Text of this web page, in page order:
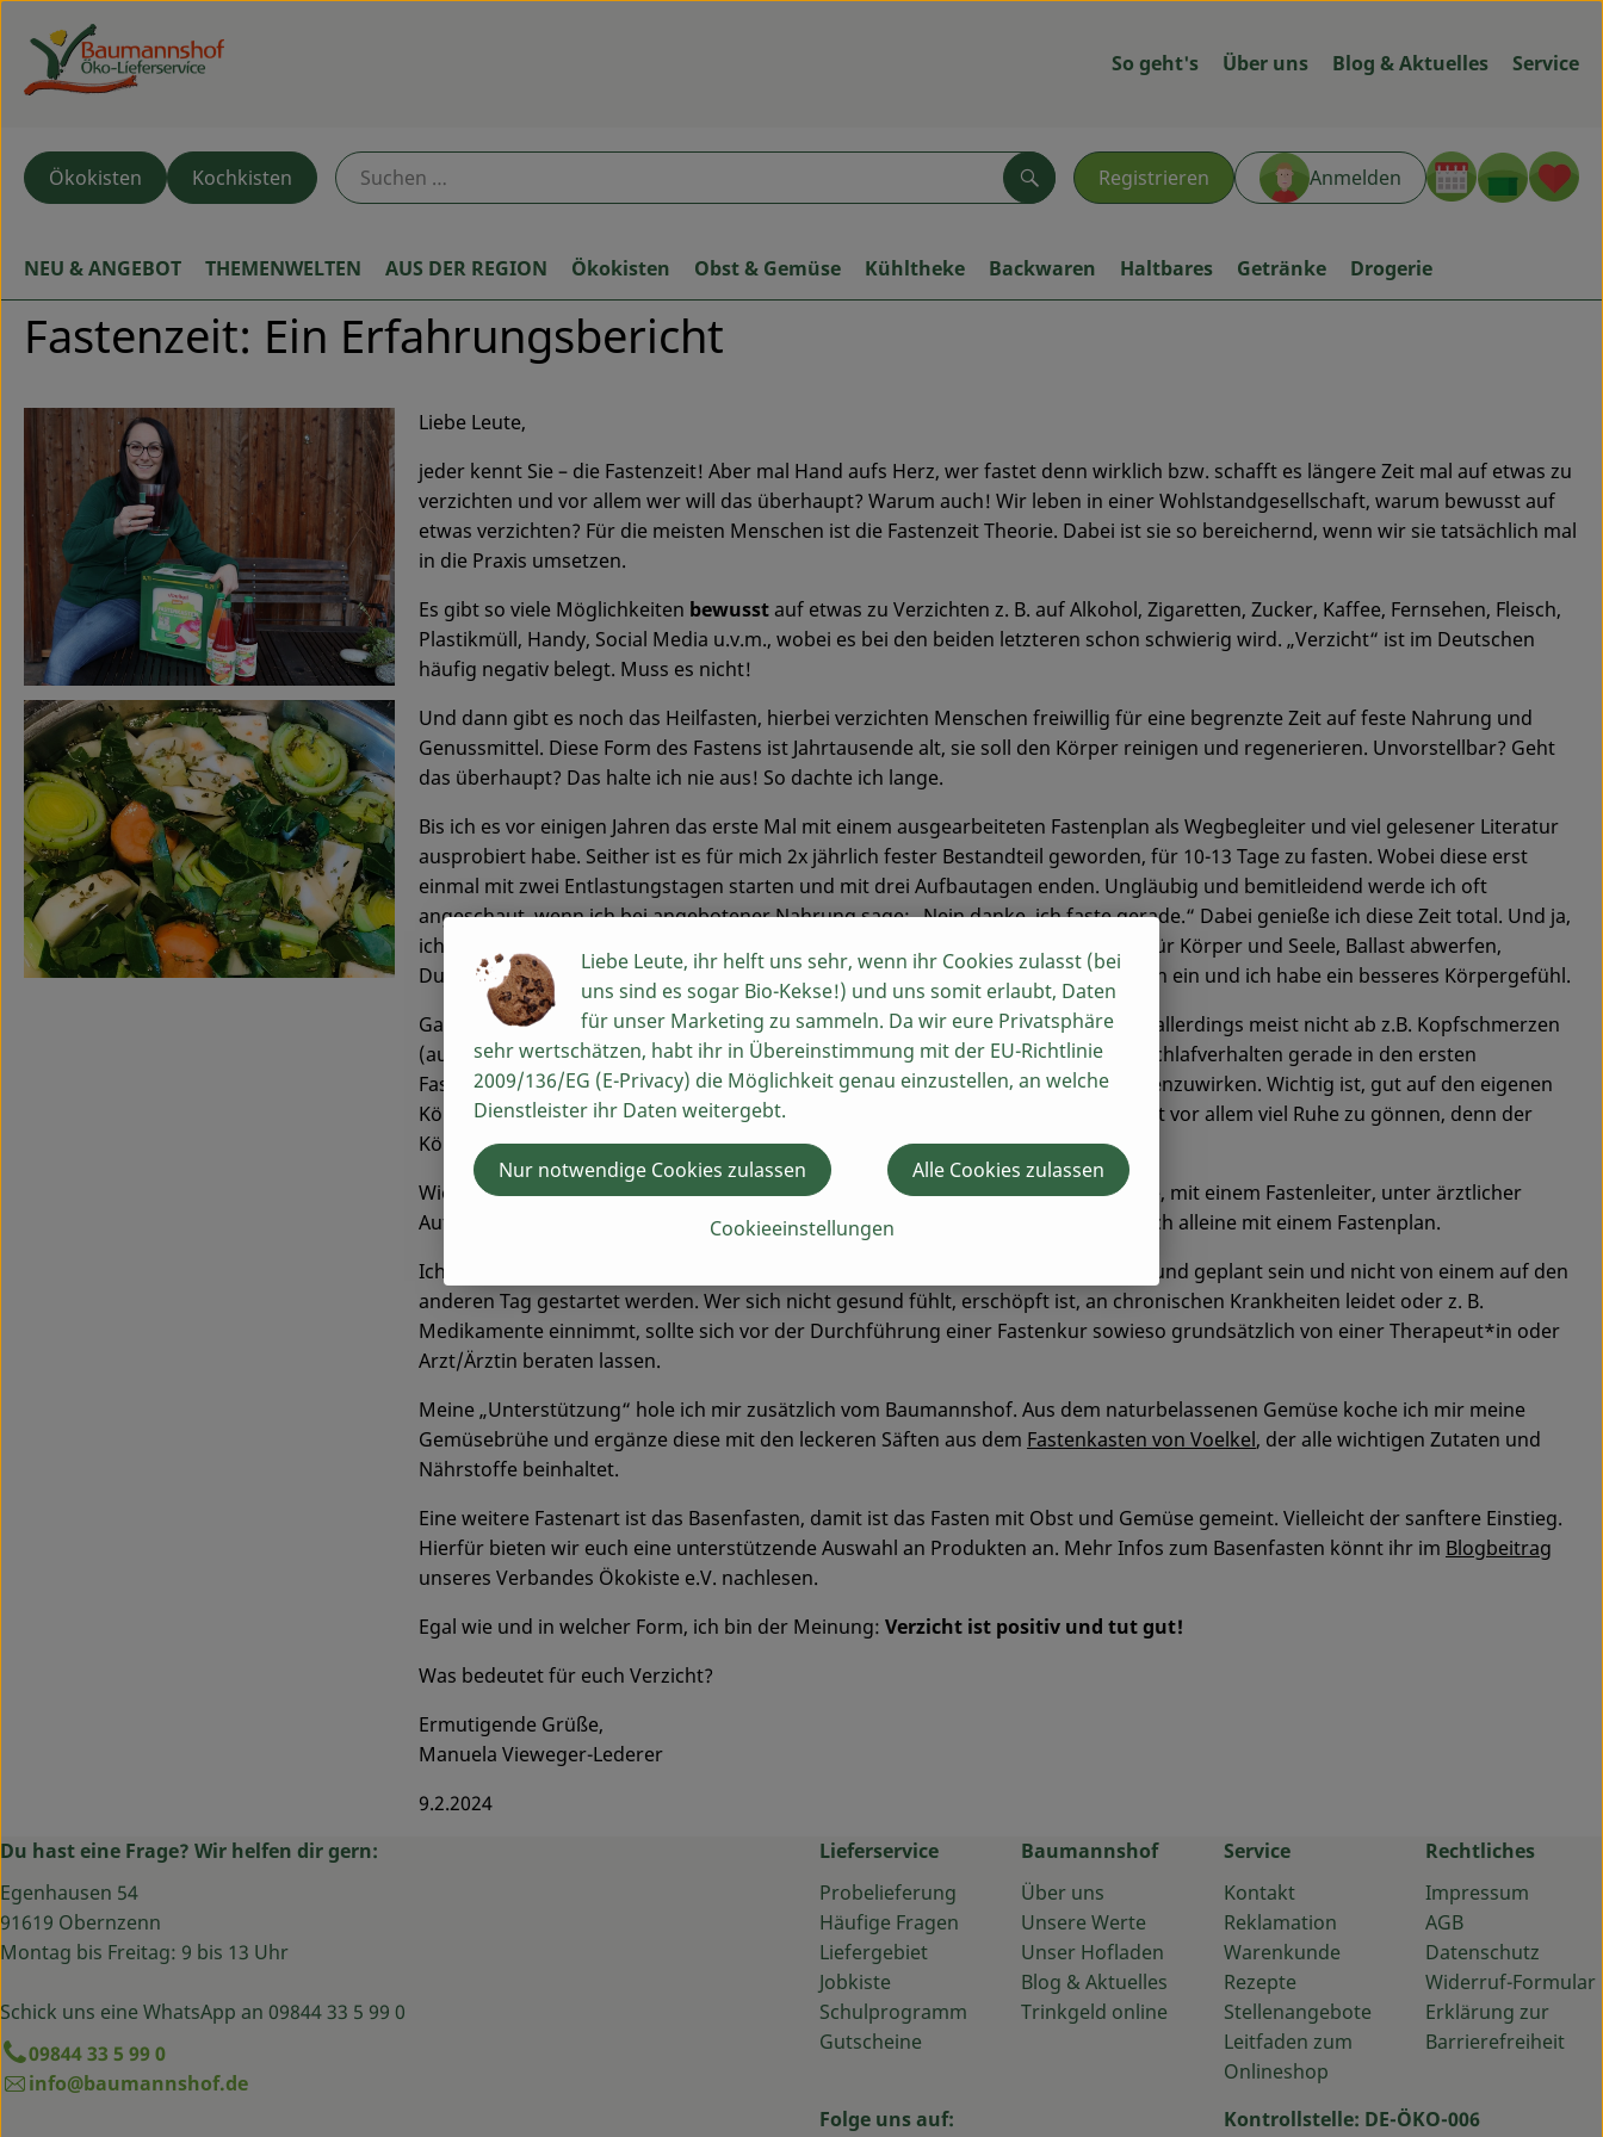
So geht's Über uns Blog & Aktuelles Service
Registrieren Anmelden
Suchen
Ökokisten Kochkisten
NEU & ANGEBOT THEMENWELTEN AUS DER REGION Ökokisten Obst & Gemüse Kühltheke Backwaren Haltbares Getränke Drogerie
Fastenzeit: Ein Erfahrungsbericht
Liebe Leute,
jeder kennt Sie – die Fastenzeit! Aber mal Hand aufs Herz, wer fastet denn wirklich bzw. schafft es längere Zeit mal auf etwas zu
verzichten und vor allem wer will das überhaupt? Warum auch! Wir leben in einer Wohlstandgesellschaft, warum bewusst auf
etwas verzichten? Für die meisten Menschen ist die Fastenzeit Theorie. Dabei ist sie so bereichernd, wenn wir sie tatsächlich mal
in die Praxis umsetzen.
Es gibt so viele Möglichkeiten bewusstauf etwas zu Verzichten z. B. auf Alkohol, Zigaretten, Zucker, Kaffee, Fernsehen, Fleisch,
Plastikmüll, Handy, Social Media u.v.m., wobei es bei den beiden letzteren schon schwierig wird. „Verzicht“ ist im Deutschen
häufig negativ belegt. Muss es nicht!
Und dann gibt es noch das Heilfasten, hierbei verzichten Menschen freiwillig für eine begrenzte Zeit auf feste Nahrung und
Genussmittel. Diese Form des Fastens ist Jahrtausende alt, sie soll den Körper reinigen und regenerieren. Unvorstellbar? Geht
das überhaupt? Das halte ich nie aus! So dachte ich lange.
Bis ich es vor einigen Jahren das erste Mal mit einem ausgearbeiteten Fastenplan als Wegbegleiter und viel gelesener Literatur
ausprobiert habe. Seither ist es für mich 2x jährlich fester Bestandteil geworden, für 10-13 Tage zu fasten. Wobei diese erst
einmal mit zwei Entlastungstagen starten und mit drei Aufbautagen enden. Ungläubig und bemitleidend werde ich oft
angeschaut, wenn ich bei angebotener Nahrung sage: „Nein danke, ich faste gerade.“ Dabei genieße ich diese Zeit total. Und ja,
ich mache es freiwillig und mir geht es gut dabei. Es ist wie ein Reset, eine Pause für Körper und Seele, Ballast abwerfen,
Durchatmen, ein neues Gefühl von Leistungsfähigkeit und Wohlbefinden stellt sich ein und ich habe ein besseres Körpergefühl.
Ganz ohne Nebenwirkungen (sogenannten Fastenkrisen) läuft so eine Fastenkur allerdings meist nicht ab z.B. Kopfschmerzen
(aufgrund Kaffeeentzug), leichte Kreislaufbeschwerden und Veränderungen im Schlafverhalten gerade in den ersten
Fastentagen, gehören dazu. Aber auch hierfür gibt es gute Möglichkeiten entgegenzuwirken. Wichtig ist, gut auf den eigenen
Körper zu hören und sich im Zweifel ärztlichen Rat zu holen. Und sich in dieser Zeit vor allem viel Ruhe zu gönnen, denn der
Körper leistet Großes und will unterstützt werden.
Wie fastet man am Besten? Es gibt verschiedene Möglichkeiten z. B. in der Gruppe, mit einem Fastenleiter, unter ärztlicher
Aufsicht, in einer Klinik, im Urlaub (spezielle Fastenhotels mit Begleitung) oder auch alleine mit einem Fastenplan.
Ich rate jedem davon ab einfach drauf los zu fasten. Es sollte immer gut überlegt und geplant sein und nicht von einem auf den
anderen Tag gestartet werden. Wer sich nicht gesund fühlt, erschöpft ist, an chronischen Krankheiten leidet oder z. B.
Medikamente einnimmt, sollte sich vor der Durchführung einer Fastenkur sowieso grundsätzlich von einer Therapeut*in oder
Arzt/Ärztin beraten lassen.
Meine „Unterstützung“ hole ich mir zusätzlich vom Baumannshof. Aus dem naturbelassenen Gemüse koche ich mir meine
Gemüsebrühe und ergänze diese mit den leckeren Säften aus dem Fastenkasten von Voelkel, der alle wichtigen Zutaten und
Nährstoffe beinhaltet.
Eine weitere Fastenart ist das Basenfasten, damit ist das Fasten mit Obst und Gemüse gemeint. Vielleicht der sanftere Einstieg.
Hierfür bieten wir euch eine unterstützende Auswahl an Produkten an. Mehr Infos zum Basenfasten könnt ihr im Blogbeitrag
unseres Verbandes Ökokiste e.V. nachlesen.
Egal wie und in welcher Form, ich bin der Meinung: Verzicht ist positiv und tut gut!
Was bedeutet für euch Verzicht?
Ermutigende Grüße,
Manuela Vieweger-Lederer
9.2.2024
Du hast eine Frage? Wir helfen dir gern:
Egenhausen 54
91619 Obernzenn
Montag bis Freitag: 9 bis 13 Uhr
Schick uns eine WhatsApp an 09844 33 5 99 0
09844 33 5 99 0
info@baumannshof.de
Lieferservice
Probelieferung
Häufige Fragen
Liefergebiet
Jobkiste
Schulprogramm
Gutscheine
Baumannshof
Über uns
Unsere Werte
Unser Hofladen
Blog & Aktuelles
Trinkgeld online
Service
Kontakt
Reklamation
Warenkunde
Rezepte
Stellenangebote
Leitfaden zum
Onlineshop
Rechtliches
Impressum
AGB
Datenschutz
Widerruf-Formular
Erklärung zur
Barrierefreiheit
Folge uns auf: Kontrollstelle: DE-ÖKO-006
Liebe Leute, ihr helft uns sehr, wenn ihr Cookies zulasst (bei
uns sind es sogar Bio-Kekse!) und uns somit erlaubt, Daten
für unser Marketing zu sammeln. Da wir eure Privatsphäre
sehr wertschätzen, habt ihr in Übereinstimmung mit der EU-Richtlinie
2009/136/EG (E-Privacy) die Möglichkeit genau einzustellen, an welche
Dienstleister ihr Daten weitergebt.
Cookieeinstellungen
Nur notwendige Cookies zulassen Alle Cookies zulassen